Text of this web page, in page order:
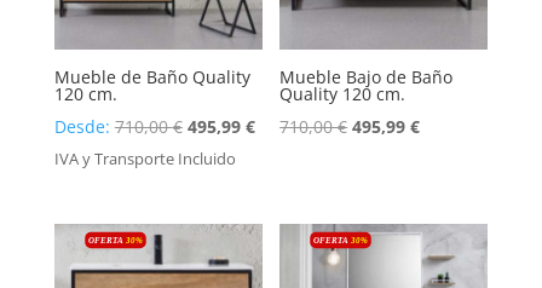
Mueble de Baño Quality
120 cm.
Desde: 710,00€ El
precio
era:
495,99 €El
es:
495,99 €.
IVA y Transporte Incluido
Mueble Bajo de Baño
Quality 120 cm.
710,00€ 495,99€
OFERTA 30% OFERTA 30%